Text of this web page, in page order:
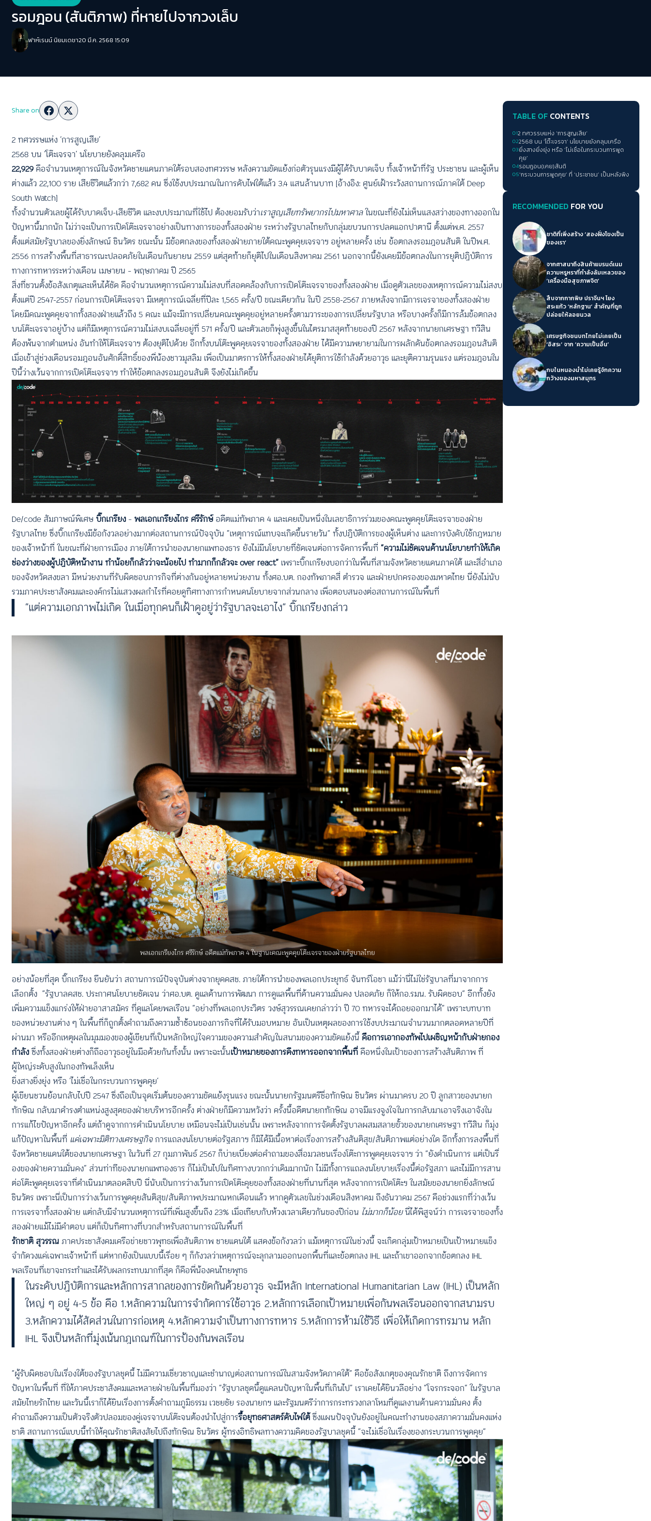
รอมฎอน (สันติภาพ) ที่หายไปจากวงเล็บ
ฟาห์เรนน์ นิยมเดชา20 มี.ค. 2568 15:09
Share on
2 ทศวรรษแห่ง ‘การสูญเสีย’
2568 บน ‘โต๊ะเจรจา’ นโยบายยังคลุมเครือ
22,929คือจำนวนเหตุการณ์ในจังหวัดชายแดนภาคใต้รอบสองทศวรรษ หลังความขัดแย้งก่อตัวรุนแรงมีผู้ได้รับบาดเจ็บ ทั้งเจ้าหน้าที่รัฐ ประชาชน และผู้เห็น
ต่างแล้ว 22,100 ราย เสียชีวิตแล้วกว่า 7,682 คน ซึ่งใช้งบประมาณในการดับไฟใต้แล้ว 3.4 แสนล้านบาท [อ้างอิง: ศูนย์เฝ้าระวังสถานการณ์ภาคใต้ Deep
South Watch]
ทั้งจำนวนตัวเลขผู้ได้รับบาดเจ็บ-เสียชีวิต และงบประมาณที่ใช้ไป ต้องยอมรับว่าเราสูญเสียทรัพยากรไปมหาศาลในขณะที่ยังไม่เห็นแสงสว่างของทางออกใน
ปัญหานี้มากนัก ไม่ว่าจะเป็นการเปิดโต๊ะเจรจาอย่างเป็นทางการของทั้งสองฝ่าย ระหว่างรัฐบาลไทยกับกลุ่มขบวนการปลดแอกปาตานี ตั้งแต่พ.ศ. 2557
ตั้งแต่สมัยรัฐบาลของยิ่งลักษณ์ ชินวัตร ขณะนั้น มีข้อตกลงของทั้งสองฝ่ายภายใต้คณะพูดคุยเจรจาฯ อยู่หลายครั้ง เช่น ข้อตกลงรอมฎอนสันติ ในปีพ.ศ.
2556 การสร้างพื้นที่สาธารณะปลอดภัยในเดือนกันยายน 2559 แต่สุดท้ายก็ยุติไปในเดือนสิงหาคม 2561 นอกจากนี้ยังเคยมีข้อตกลงในการยุติปฏิบัติการ
ทางการทหารระหว่างเดือน เมษายน – พฤษภาคม ปี 2565
สิ่งที่ชวนตั้งข้อสังเกตุและเห็นได้ชัด คือจำนวนเหตุการณ์ความไม่สงบที่สอดคล้องกับการเปิดโต๊ะเจรจาของทั้งสองฝ่าย เมื่อดูตัวเลขของเหตุการณ์ความไม่สงบ
ตั้งแต่ปี 2547-2557 ก่อนการเปิดโต๊ะเจรจา มีเหตุการณ์เฉลี่ยที่ปีละ 1,565 ครั้ง/ปี ขณะเดียวกัน ในปี 2558-2567 ภายหลังจากมีการเจรจาของทั้งสองฝ่าย
โดยมีคณะพูดคุยจากทั้งสองฝ่ายแล้วถึง 5 คณะ แม้จะมีการเปลี่ยนคณะพูดคุยอยู่หลายครั้งตามวาระของการเปลี่ยนรัฐบาล หรือบางครั้งก็มีการล้มข้อตกลง
บนโต๊ะเจรจาอยู่บ้าง แต่ก็มีเหตุการณ์ความไม่สงบเฉลี่ยอยู่ที่ 571 ครั้ง/ปี และตัวเลขก็พุ่งสูงขึ้นในไตรมาสสุดท้ายของปี 2567 หลังจากนายกเศรษฐา ทวีสิน
ต้องพ้นจากตำแหน่ง อันทำให้โต๊ะเจรจาฯ ต้องยุติไปด้วย อีกทั้งบนโต๊ะพูดคุยเจรจาของทั้งสองฝ่าย ได้มีความพยายามในการผลักดันข้อตกลงรอมฎอนสันติ
เมื่อเข้าสู่ช่วงเดือนรอมฎอนอันศักดิ์สิทธิ์ของพี่น้องชาวมุสลิม เพื่อเป็นมาตรการให้ทั้งสองฝ่ายได้ยุติการใช้กำลังด้วยอาวุธ และยุติความรุนแรง แต่รอมฎอนใน
ปีนี้ว่างเว้นจากการเปิดโต๊ะเจรจาฯ ทำให้ข้อตกลงรอมฎอนสันติ จึงยังไม่เกิดขึ้น
De/code สัมภาษณ์พิเศษ บิ๊กเกรียง–พลเอกเกรียงไกร ศรีรักษ์อดีตแม่ทัพภาค 4 และเคยเป็นหนึ่งในเลขาธิการร่วมของคณะพูดคุยโต๊ะเจรจาของฝ่าย
รัฐบาลไทย ซึ่งบิ๊กเกรียงมีข้อกังวลอย่างมากต่อสถานการณ์ปัจจุบัน “เหตุการณ์แทบจะเกิดขึ้นรายวัน” ทั้งปฏิบัติการของผู้เห็นต่าง และการบังคับใช้กฎหมาย
ของเจ้าหน้าที่ ในขณะที่ฝ่ายการเมือง ภายใต้การนำของนายกแพทองธาร ยังไม่มีนโยบายที่ชัดเจนต่อการจัดการพื้นที่ “ความไม่ชัดเจนด้านนโยบายทำให้เกิด
ช่องว่างของผู้ปฏิบัติหน้างาน ทำน้อยก็กลัวว่าจะน้อยไป ทำมากก็กลัวจะ over react” เพราะบิ๊กเกรียงบอกว่าในพื้นที่สามจังหวัดชายแดนภาคใต้ และสี่อำเภอ
ของจังหวัดสงขลา มีหน่วยงานที่รับผิดชอบภารกิจที่ต่างกันอยู่หลายหน่วยงาน ทั้งศอ.บต. กองทัพภาคสี่ ตำรวจ และฝ่ายปกครองของมหาดไทย นี่ยังไม่นับ
รวมภาคประชาสังคมและองค์กรไม่แสวงผลกำไรที่คอยดูทิศทางการกำหนดนโยบายจากส่วนกลาง เพื่อตอบสนองต่อสถานการณ์ในพื้นที่
“แต่ความเอกภาพไม่เกิด ในเมื่อทุกคนก็เฝ้าดูอยู่ว่ารัฐบาลจะเอาไง” บิ๊กเกรียงกล่าว
พลเอกเกรียงไกร ศรีรักษ์ อดีตแม่ทัพภาค 4 ในฐานะคณะพูดคุยโต๊ะเจรจาของฝ่ายรัฐบาลไทย
อย่างน้อยที่สุด บิ๊กเกรียง ยืนยันว่า สถานการณ์ปัจจุบันต่างจากยุคคสช. ภายใต้การนำของพลเอกประยุทธ์ จันทร์โอชา แม้ว่านี่ไม่ใช่รัฐบาลที่มาจากการ
เลือกตั้ง “รัฐบาลคสช. ประกาศนโยบายชัดเจน ว่าศอ.บต. ดูแลด้านการพัฒนา การดูแลพื้นที่ด้านความมั่นคง ปลอดภัย ก็ให้กอ.รมน. รับผิดชอบ” อีกทั้งยัง
เพิ่มความแข็งแกร่งให้ฝ่ายอาสาสมัคร ที่ดูแลโดยพลเรือน “อย่างที่พลเอกประวิตร วงษ์สุวรรณเคยกล่าวว่า ปี 70 ทหารจะได้ถอยออกมาได้” เพราะบทบาท
ของหน่วยงานต่าง ๆ ในพื้นที่ก็ถูกตั้งคำถามถึงความซ้ำซ้อนของภารกิจที่ได้รับมอบหมาย อันเป็นเหตุผลของการใช้งบประมาณจำนวนมากตลอดหลายปีที่
ผ่านมา หรืออีกเหตุผลในมุมมองของผู้เขียนที่เป็นหลักใหญ่ใจความของความสำคัญในสนามของความขัดแย้งนี้ คือการเอากองทัพไปเผชิญหน้ากับฝ่ายกอง
กำลังซึ่งทั้งสองฝ่ายต่างก็ถืออาวุธอยู่ในมือด้วยกันทั้งนั้น เพราะฉะนั้นเป้าหมายของการดึงทหารออกจากพื้นที่คือหนึ่งในเป้าของการสร้างสันติภาพ ที่
ผู้ใหญ่ระดับสูงในกองทัพเล็งเห็น
ยิ่งสางยิ่งยุ่ง หรือ ‘ไม่เชื่อในกระบวนการพูดคุย’
ผู้เขียนชวนย้อนกลับไปปี 2547 ซึ่งถือเป็นจุดเริ่มต้นของความขัดแย้งรุนแรง ขณะนั้นนายกรัฐมนตรีชื่อทักษิณ ชินวัตร ผ่านมาครบ 20 ปี ลูกสาวของนายก
ทักษิณ กลับมาดำรงตำแหน่งสูงสุดของฝ่ายบริหารอีกครั้ง ต่างฝ่ายก็มีความหวังว่า ครั้งนี้อดีตนายกทักษิณ อาจมีแรงจูงใจในการกลับมาเอาจริงเอาจังใน
การแก้ไขปัญหาอีกครั้ง แต่ถ้าดูจากการดำเนินนโยบาย เหมือนจะไม่เป็นเช่นนั้น เพราะหลังจากการจัดตั้งรัฐบาลผสมสลายขั้วของนายกเศรษฐา ทวีสิน ก็มุ่ง
แก้ปัญหาในพื้นที่ แค่เฉพาะมิติทางเศรษฐกิจการแถลงนโยบายต่อรัฐสภาฯ ก็มิได้มีเนื้อหาต่อเรื่องการสร้างสันติสุข/สันติภาพแต่อย่างใด อีกทั้งการลงพื้นที่
จังหวัดชายแดนใต้ของนายกเศรษฐา ในวันที่ 27 กุมภาพันธ์ 2567 ก็บ่ายเบี่ยงต่อคำถามของสื่อมวลชนเรื่องโต๊ะการพูดคุยเจรจาฯ ว่า “ยังดำเนินการ แต่เป็นรื่
องของฝ่ายความมั่นคง” ส่วนท่าทีของนายกแพทองธาร ก็ไม่เป็นไปในทิศทางบวกกว่าเดิมมากนัก ไม่มีทั้งการแถลงนโยบายเรื่องนี้ต่อรัฐสภา และไม่มีการสาน
ต่อโต๊ะพูดคุยเจรจาที่ดำเนินมาตลอดสิบปี นี่นับเป็นการว่างเว้นการเปิดโต๊ะคุยของทั้งสองฝ่ายที่นานที่สุด หลังจากการเปิดโต๊ะฯ ในสมัยของนายกยิ่งลักษณ์
ชินวัตร เพราะนี่เป็นการว่างเว้นการพูดคุยสันติสุข/สันติภาพประมาณหกเดือนแล้ว หากดูตัวเลขในช่วงเดือนสิงหาคม ถึงธันวาคม 2567 คือช่วงแรกที่ว่างเว้น
การเจรจาทั้งสองฝ่าย แต่กลับมีจำนวนเหตุการณ์ที่เพิ่มสูงขึ้นถึง 23% เมื่อเทียบกับห้วงเวลาเดียวกันของปีก่อน ไม่มากก็น้อยนี่ได้พิสูจน์ว่า การเจรจาของทั้ง
สองฝ่ายแม้ไม่มีคำตอบ แต่ก็เป็นทิศทางที่บวกสำหรับสถานการณ์ในพื้นที่
รักชาติ สุวรรณภาคประชาสังคมเครือข่ายชาวพุทธเพื่อสันติภาพ ชายแดนใต้ แสดงข้อกังวลว่า แม้เหตุการณ์ในช่วงนี้ จะเกิดกลุ่มเป้าหมายเป็นเป้าหมายแข็ง
จำกัดวงแค่เฉพาะเจ้าหน้าที่ แต่หากยังเป็นแบบนี้เรื่อย ๆ ก็กังวลว่าเหตุการณ์จะลุกลามออกนอกพื้นที่และข้อตกลง IHL และถ้าเขาออกจากข้อตกลง IHL
พลเรือนที่เขาจะกระทำและได้รับผลกระทบมากที่สุด ก็คือพี่น้องคนไทยพุทธ
ในระดับปฏิบัติการและหลักการสากลของการขัดกันด้วยอาวุธ จะมีหลัก International Humanitarian Law (IHL) เป็นหลัก
ใหญ่ ๆ อยู่ 4-5 ข้อ คือ 1.หลักความในการจำกัดการใช้อาวุธ 2.หลักการเลือกเป้าหมายเพื่อกันพลเรือนออกจากสนามรบ
3.หลักความได้สัดส่วนในการก่อเหตุ 4.หลักความจำเป็นทางการทหาร 5.หลักการห้ามใช้วิธี เพื่อให้เกิดการทรมาน หลัก
IHL จึงเป็นหลักที่มุ่งเน้นกฎเกณฑ์ในการป้องกันพลเรือน
“ผู้รับผิดชอบในเรื่องใต้ของรัฐบาลชุดนี้ ไม่มีความเชี่ยวชาญและชำนาญต่อสถานการณ์ในสามจังหวัดภาคใต้” คือข้อสังเกตุของคุณรักชาติ ถึงการจัดการ
ปัญหาในพื้นที่ ที่ให้ภาคประชาสังคมและหลายฝ่ายในพื้นที่มองว่า “รัฐบาลชุดนี้ดูแคลนปัญหาในพื้นที่เกินไป” เราเคยได้ยินวลีอย่าง “โจรกระจอก” ในรัฐบาล
สมัยไทยรักไทย และวันนี้เราก็ได้ยินเรื่องการตั้งคำถามภูมิธรรม เวชยชัย รองนายกฯ และรัฐมนตรีว่าการกระทรวงกลาโหมที่ดูแลงานด้านความมั่นคง ตั้ง
คำถามถึงความเป็นตัวจริงตัวปลอมของคู่เจรจาบนโต๊ะจนต้องนำไปสู่การรื้อยุทธศาสตร์ดับไฟใต้ซึ่งแผนปัจจุบันยังอยู่ในคณะทำงานของสภาความมั่นคงแห่ง
ชาติ สถานการณ์แบบนี้ทำให้คุณรักชาติสงสัยไปถึงทักษิณ ชินวัตร ผู้ทรงอิทธิพลทางความคิดของรัฐบาลชุดนี้ “จะไม่เชื่อในเรื่องของกระบวนการพูดคุย”
TABLE OF CONTENTS
012 ทศวรรษแห่ง ‘การสูญเสีย’
022568 บน ‘โต๊ะเจรจา’ นโยบายยังคลุมเครือ
03ยิ่งสางยิ่งยุ่ง หรือ ‘ไม่เชื่อในกระบวนการพูด
คุย’
04รอมฎอน(เคย)สันติ
05‘กระบวนการพูดคุย’ ที่ ‘ประชาชน’ เป็นหลังพิง
RECOMMENDED FOR YOU
ชาติที่เพิ่งสร้าง ‘สองฝั่งโขงเป็น
ของเรา’
จากศาสนาถึงสินค้าแบรนด์เนม
ความหรูหราที่กำลังล้มเหลวของ
‘เครื่องมือสุขภาพจิต’
สืบจากกากพิษ ปราจีนฯ โยง
สระแก้ว ‘หลักฐาน’ สำคัญที่ถูก
ปล่อยให้ลอยนวล
เศรษฐกิจชนบทไทยไม่เคยเป็น
‘อิสระ’ จาก ‘ความเป็นอื่น’
กบในหนองน้ำไม่เคยรู้จักความ
กว้างของมหาสมุทร